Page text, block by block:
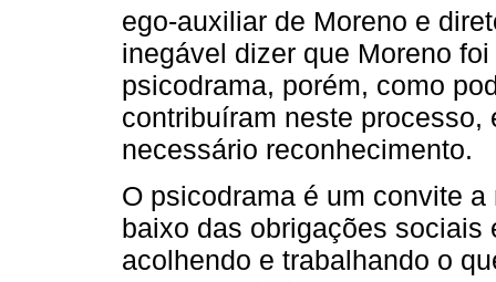
ego-auxiliar de Moreno e
inegável dizer que Moreno
psicodrama, porém, como
contribuíram neste
necessário reconhecimento.
O psicodrama é um convite
baixo das obrigações
acolhendo e trabalhando o